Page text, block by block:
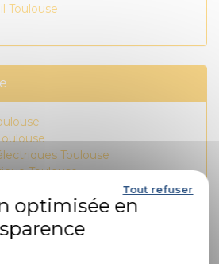
Toulouse
Toulouse
Toulouse
Toulouse
Tout refuser